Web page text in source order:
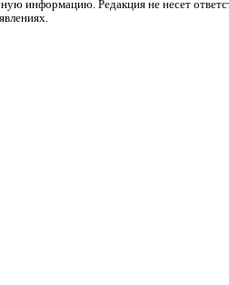
информацию. Редакция не несет